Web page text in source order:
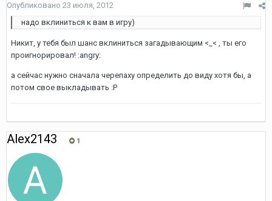
Опубликовано 23 июля, 2012
надо вклиниться к вам в игру)
Никит, у тебя был шанс вклиниться загадывающим <_< , ты его
проигнорировал! :angry:
а сейчас нужно сначала черепаху определить до виду хотя бы, а
потом свое выкладывать :P
Alex2143 1